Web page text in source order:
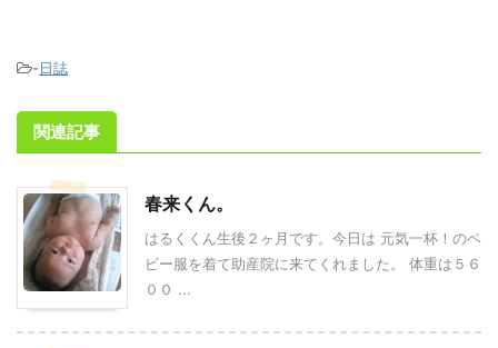
-日誌
関連記事
春来くん。
はるくくん生後２ヶ月です。今日は 元気一杯！のベ
ビー服を着て助産院に来てくれました。 体重は５６
００ ...